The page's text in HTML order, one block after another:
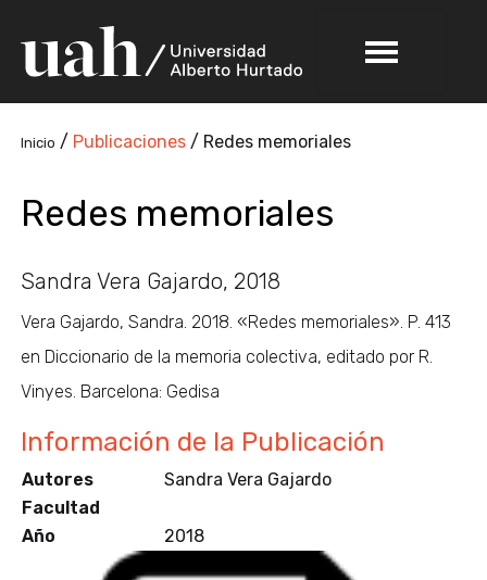
Inicio / Publicaciones / Redes memoriales
Redes memoriales
Sandra Vera Gajardo, 2018
Vera Gajardo, Sandra. 2018. «Redes memoriales». P. 413
en Diccionario de la memoria colectiva, editado por R.
Vinyes. Barcelona: Gedisa
Información de la Publicación
Autores
Sandra Vera Gajardo
Facultad
Año
2018